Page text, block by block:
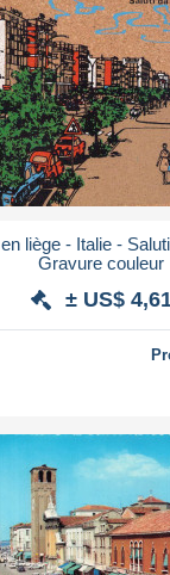
liège - Italie -
Gravure couleur
± US$